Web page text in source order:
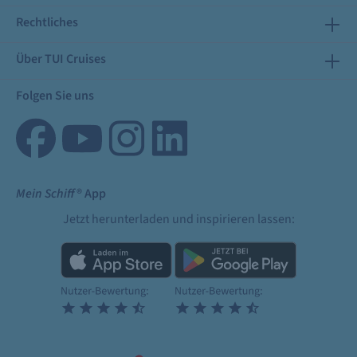
Rechtliches
Über TUI Cruises
Folgen Sie uns
Mein Schiff® App
Jetzt herunterladen und inspirieren lassen: